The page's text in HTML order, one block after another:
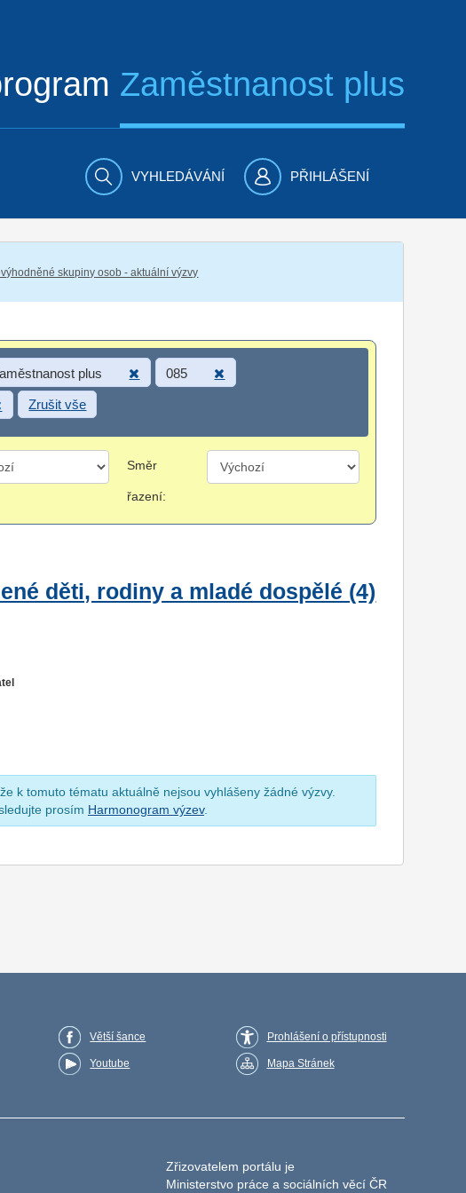
Zaměstnanost plus
VYHLEDÁVÁNÍ PŘIHLÁŠENÍ
skupiny osob - aktuální výzvy
plus 085
Zrušit vše
Směr
řazení:
děti, rodiny a mladé dospělé (4)
k tomuto tématu aktuálně nejsou vyhlášeny žádné výzvy.
prosím Harmonogram výzev.
Větší šance
Youtube
Prohlášení o přístupnosti
Mapa Stránek
Zřizovatelem portálu je
Ministerstvo práce a sociálních věcí ČR